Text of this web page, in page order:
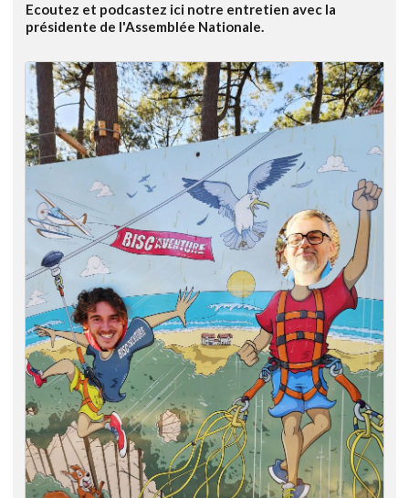
Ecoutez et podcastez ici notre entretien avec la
présidente de l'Assemblée Nationale.